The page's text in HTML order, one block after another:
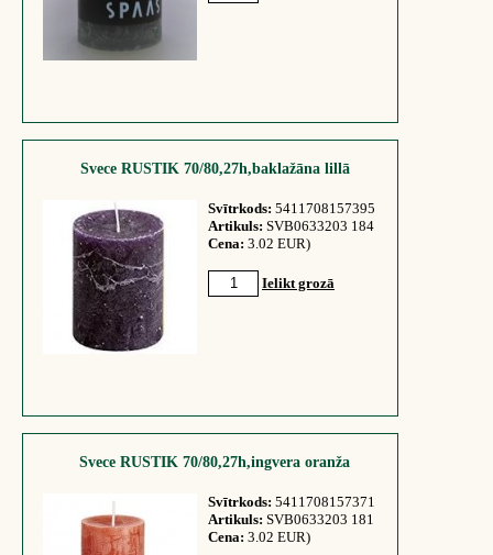
Svece RUSTIK 70/80,27h,baklažāna lillā
Svītrkods: 5411708157395
Artikuls: SVB0633203 184
Cena: 3.02 EUR)
Ielikt grozā
Svece RUSTIK 70/80,27h,ingvera oranža
Svītrkods: 5411708157371
Artikuls: SVB0633203 181
Cena: 3.02 EUR)